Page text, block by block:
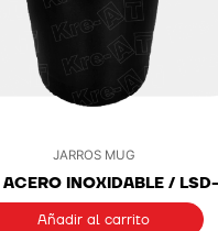
JARROS MUG
ACERO INOXIDABLE /
Añadir al carrito